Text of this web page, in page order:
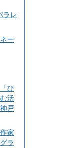
ラレ
ー
ひ
活
戸
家
ラ